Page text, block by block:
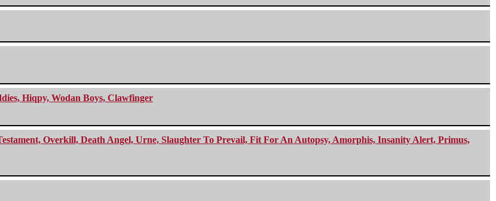
Hiqpy, Wodan Boys, Clawfinger
Overkill, Death Angel, Urne, Slaughter To Prevail, Fit For An Autopsy, Amorphis, Insanity Alert, Primus,